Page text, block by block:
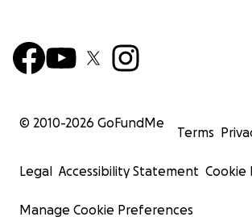
© 2010-2026 GoFundMe
Terms
Legal Accessibility Statement Cookie
Manage Cookie Preferences